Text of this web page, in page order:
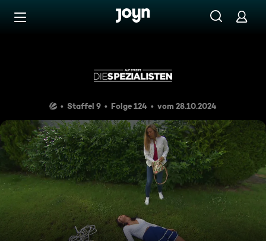
Zum Inhalt springen
Staffel 9 Folge 124 vom 28.10.2024